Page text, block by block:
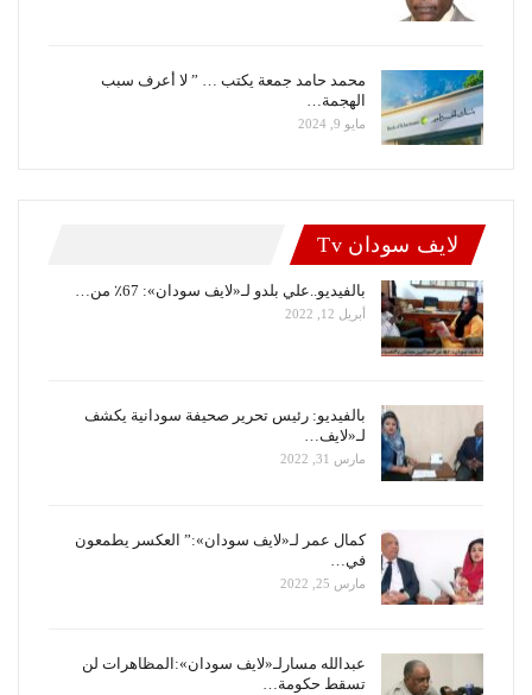
محمد حامد جمعة يكتب … ” لا أعرف سبب
الهجمة…
مايو 9, 2024
لايف سودان Tv
بالفيديو..علي بلدو لـ«لايف سودان»: 67٪ من…
أبريل 12, 2022
بالفيديو: رئيس تحرير صحيفة سودانية يكشف
لـ«لايف…
مارس 31, 2022
كمال عمر لـ«لايف سودان»:” العكسر يطمعون
في…
مارس 25, 2022
عبدالله مسارلـ«لايف سودان»:المظاهرات لن
تسقط حكومة…